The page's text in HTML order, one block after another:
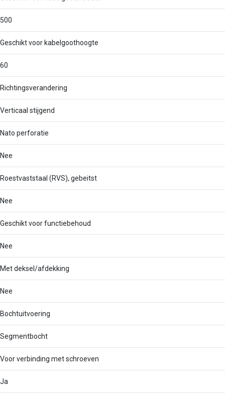
500
Geschikt voor kabelgoothoogte
60
Richtingsverandering
Verticaal stijgend
Nato perforatie
Nee
Roestvaststaal (RVS), gebeitst
Nee
Geschikt voor functiebehoud
Nee
Met deksel/afdekking
Nee
Bochtuitvoering
Segmentbocht
Voor verbinding met schroeven
Ja